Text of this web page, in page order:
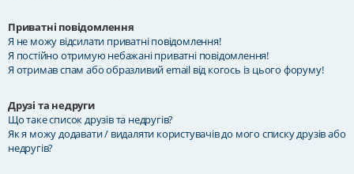
Приватні повідомлення
Я не можу відсилати приватні повідомлення!
Я постійно отримую небажані приватні повідомлення!
Я отримав спам або образливий email від когось із цього форуму!
Друзі та недруги
Що таке список друзів та недругів?
Як я можу додавати / видаляти користувачів до мого списку друзів або
недругів?